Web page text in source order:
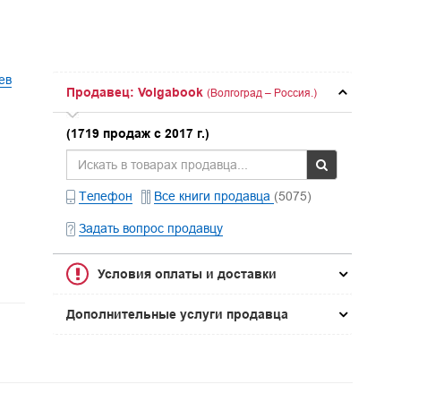
Продавец: Volgabook (Волгоград – Россия.)
(1719 продаж с 2017 г.)
Телефон Все книги продавца (5075)
Задать вопрос продавцу
Условия оплаты и доставки
Дополнительные услуги продавца